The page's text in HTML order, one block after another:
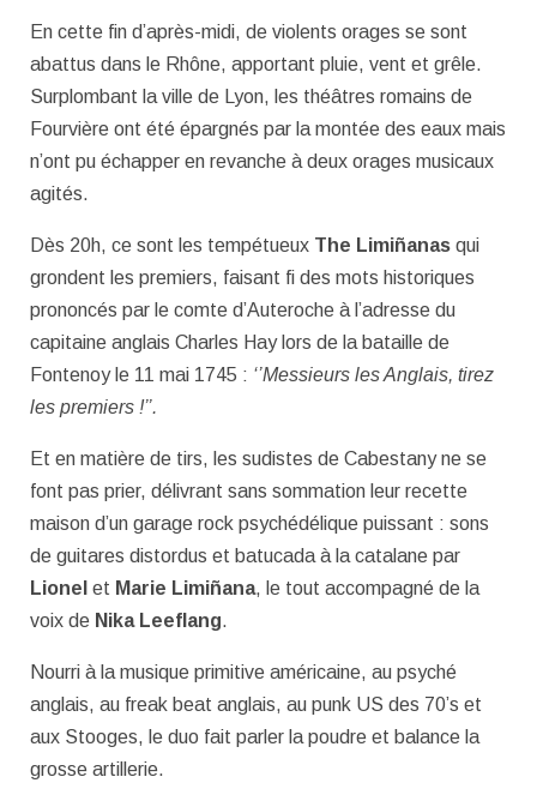
En cette fin d’après-midi, de violents orages se sont
abattus dans le Rhône, apportant pluie, vent et grêle.
Surplombant la ville de Lyon, les théâtres romains de
Fourvière ont été épargnés par la montée des eaux mais
n’ont pu échapper en revanche à deux orages musicaux
agités.
Dès 20h, ce sont les tempétueux The Limiñanas qui
grondent les premiers, faisant fi des mots historiques
prononcés par le comte d’Auteroche à l’adresse du
capitaine anglais Charles Hay lors de la bataille de
Fontenoy le 11 mai 1745 : ‘’Messieurs les Anglais, tirez
les premiers !’’.
Et en matière de tirs, les sudistes de Cabestany ne se
font pas prier, délivrant sans sommation leur recette
maison d’un garage rock psychédélique puissant : sons
de guitares distordus et batucada à la catalane par
Lionel et Marie Limiñana, le tout accompagné de la
voix de Nika Leeflang.
Nourri à la musique primitive américaine, au psyché
anglais, au freak beat anglais, au punk US des 70’s et
aux Stooges, le duo fait parler la poudre et balance la
grosse artillerie.